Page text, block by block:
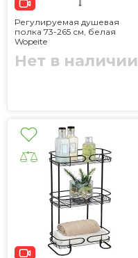
Регулируемая душевая
полка 73-265 см, белая
Wopeite
Нет в наличии